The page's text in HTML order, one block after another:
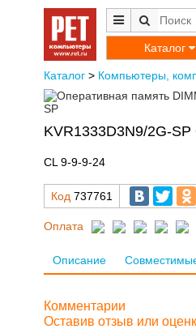
Каталог
Каталог> Компьютеры,
KVR1333D3N9/2G-
CL 9-9-9-24
Код 737761
Оплата
Описание
Комментарии
Оставив отзыв или